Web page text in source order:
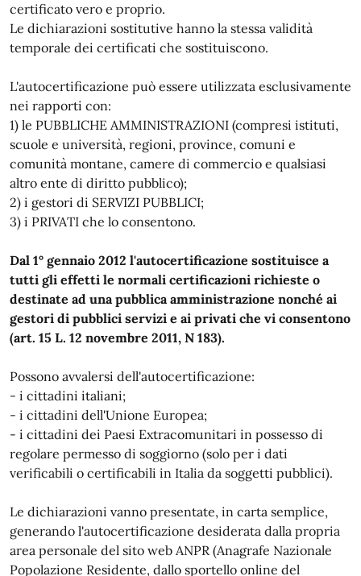
certificato vero e proprio.
Le dichiarazioni sostitutive hanno la stessa validità
temporale dei certificati che sostituiscono.
L'autocertificazione può essere utilizzata esclusivamente
nei rapporti con:
1) le PUBBLICHE AMMINISTRAZIONI (compresi istituti,
scuole e università, regioni, province, comuni e
comunità montane, camere di commercio e qualsiasi
altro ente di diritto pubblico);
2) i gestori di SERVIZI PUBBLICI;
3) i PRIVATI che lo consentono.
Dal 1° gennaio 2012 l'autocertificazione sostituisce a
tutti gli effetti le normali certificazioni richieste o
destinate ad una pubblica amministrazione nonché ai
gestori di pubblici servizi e ai privati che vi consentono
(art. 15 L. 12 novembre 2011, N 183).
Possono avvalersi dell'autocertificazione:
- i cittadini italiani;
- i cittadini dell'Unione Europea;
- i cittadini dei Paesi Extracomunitari in possesso di
regolare permesso di soggiorno (solo per i dati
verificabili o certificabili in Italia da soggetti pubblici).
Le dichiarazioni vanno presentate, in carta semplice,
generando l'autocertificazione desiderata dalla propria
area personale del sito web ANPR (Anagrafe Nazionale
Popolazione Residente, dallo sportello online del